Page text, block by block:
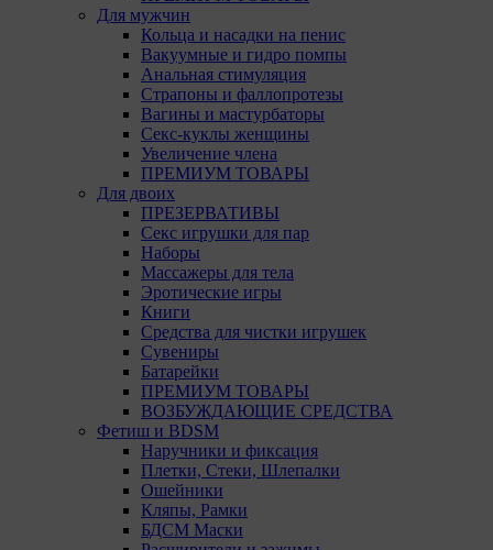
Для мужчин
Кольца и насадки на пенис
Вакуумные и гидро помпы
Анальная стимуляция
Страпоны и фаллопротезы
Вагины и мастурбаторы
Секс-куклы женщины
Увеличение члена
ПРЕМИУМ ТОВАРЫ
Для двоих
ПРЕЗЕРВАТИВЫ
Секс игрушки для пар
Наборы
Массажеры для тела
Эротические игры
Книги
Средства для чистки игрушек
Сувениры
Батарейки
ПРЕМИУМ ТОВАРЫ
ВОЗБУЖДАЮЩИЕ СРЕДСТВА
Фетиш и BDSM
Наручники и фиксация
Плетки, Стеки, Шлепалки
Ошейники
Кляпы, Рамки
БДСМ Маски